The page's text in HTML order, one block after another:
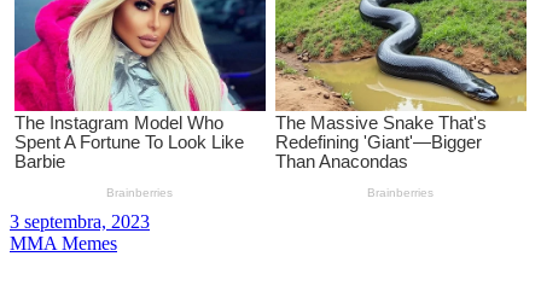
3 septembra, 2023
MMA Memes